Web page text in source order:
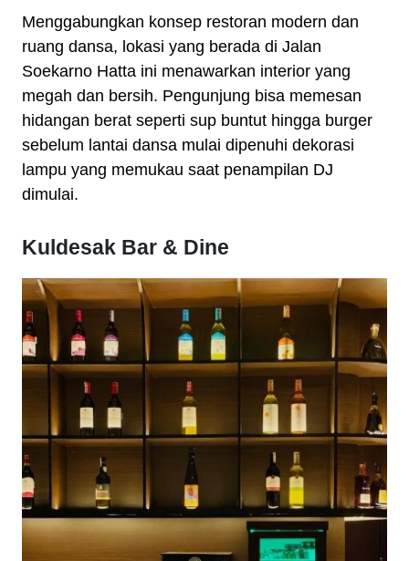
Menggabungkan konsep restoran modern dan
ruang dansa, lokasi yang berada di Jalan
Soekarno Hatta ini menawarkan interior yang
megah dan bersih. Pengunjung bisa memesan
hidangan berat seperti sup buntut hingga burger
sebelum lantai dansa mulai dipenuhi dekorasi
lampu yang memukau saat penampilan DJ
dimulai.
Kuldesak Bar & Dine